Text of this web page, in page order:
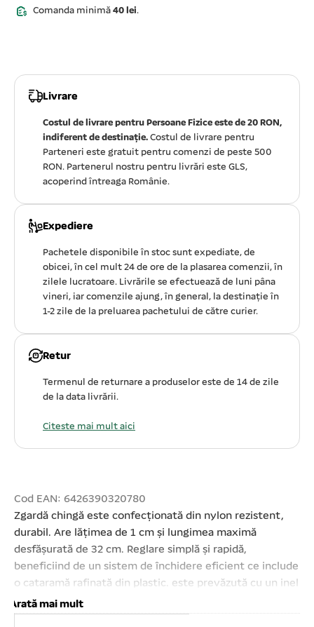
Comanda minimă 40 lei.
Livrare
Costul de livrare pentru Persoane Fizice este de 20 RON,
indiferent de destinație. Costul de livrare pentru
Parteneri este gratuit pentru comenzi de peste 500
RON. Partenerul nostru pentru livrări este GLS,
acoperind întreaga Românie.
Expediere
Pachetele disponibile în stoc sunt expediate, de
obicei, în cel mult 24 de ore de la plasarea comenzii, în
zilele lucratoare. Livrările se efectuează de luni pâna
vineri, iar comenzile ajung, în general, la destinație în
1-2 zile de la preluarea pachetului de către curier.
Retur
Termenul de returnare a produselor este de 14 de zile
de la data livrării.
Citeste mai mult aici
Cod EAN: 6426390320780
Zgardă chingă este confecționată din nylon rezistent,
durabil. Are lățimea de 1 cm și lungimea maximă
desfășurată de 32 cm. Reglare simplă și rapidă,
beneficiind de un sistem de închidere eficient ce include
o cataramă rafinată din plastic. este prevăzută cu un inel
de prindere din inox și cu clopoțel. Comfortabilă,
elegantă. Un accesoriu util și atrăgător pentru animalul
Arată mai mult